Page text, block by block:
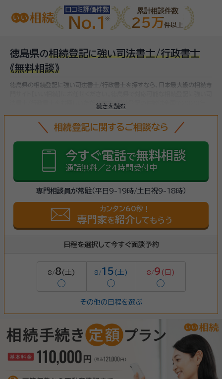
口コミ評価件数
No.1
累計相談件数
25万件以上
徳島県の相続登記に強い司法書士/行政書士
《無料相談》
続きを読む
徳島県の相続登記に強い司法書士/行政書士を探すなら、日本最大級の相続専
法書士/行政書士をお探しいただけます。相続登記の件数は全国で2020年
日から相続登記が義務化される制度が始まり、相続登記を怠ると過料が課さ
れることになるため、まだ名義変更していない相続不動産がある方は、
相続登記に関するご相談なら
今すぐ電話で無料相談
通話無料／24時間受付中
専門相談員が常駐（平日9-19時/土日祝9-18時）
カンタン60秒！
専門家を紹介 してもらう
日程を選択して今すぐ面談予約
8/8 (土)
◯
8/15(土)
◯
8/9 (日)
◯
その他の日程を選ぶ